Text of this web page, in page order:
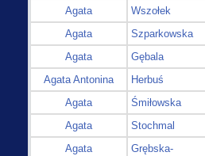
Agata
Wszołek
Agata
Szparkowska
Agata
Gębala
Agata Antonina
Herbuś
Agata
Śmiłowska
Agata
Stochmal
Agata
Grębska-